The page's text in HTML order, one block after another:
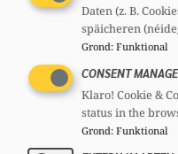
le cadre des
particulier pour
au niveau B1?
Le
actuelle de
personnes
Daten (z. B.
späicheren
Grond: Funktional
CONSENT
Klaro! Cookie &
status in the
Grond: Funktional